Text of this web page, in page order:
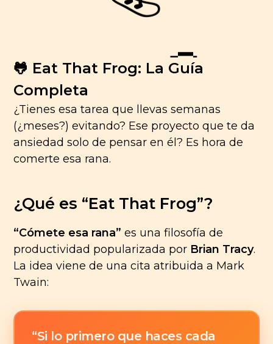
🏈
🚴‍♀️
🏂
🐸 Eat That Frog: La Guía
Completa
¿Tienes esa tarea que llevas semanas
(¿meses?) evitando? Ese proyecto que te da
ansiedad solo de pensar en él? Es hora de
comerte esa rana.
¿Qué es “Eat That Frog”?
“Cómete esa rana” es una filosofía de
productividad popularizada por Brian Tracy.
La idea viene de una cita atribuida a Mark
Twain:
“Si lo primero que haces cada